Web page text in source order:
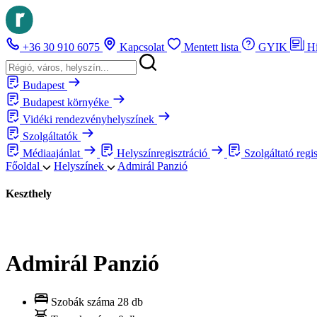
+36 30 910 6075 Kapcsolat Mentett lista GYIK
Budapest
Budapest környéke
Vidéki rendezvényhelyszínek
Szolgáltatók
Médiaajánlat
Helyszínregisztráció Szolgáltató
Főoldal
Helyszínek Admirál Panzió
Keszthely
Admirál Panzió
Szobák száma 28 db